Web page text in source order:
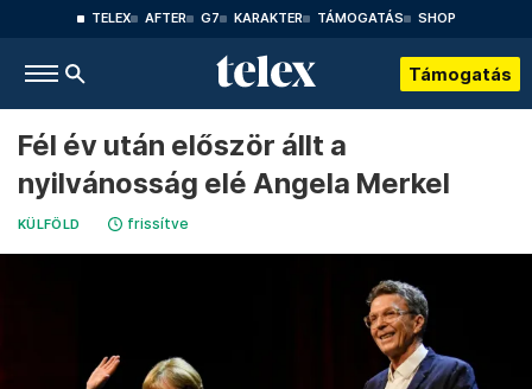
TELEX AFTER G7 KARAKTER TÁMOGATÁS SHOP
Támogatás
Fél év után először állt a
nyilvánosság elé Angela Merkel
KÜLFÖLD frissítve